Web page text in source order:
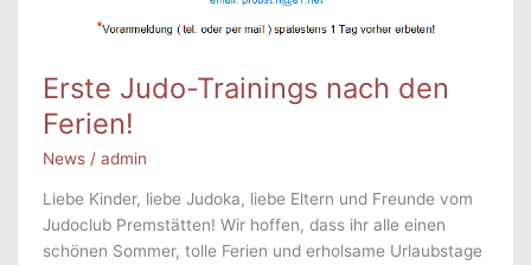
Erste Judo-Trainings nach den
Ferien!
News /admin
Liebe Kinder, liebe Judoka, liebe Eltern und Freunde vom
Judoclub Premstätten! Wir hoffen, dass ihr alle einen
schönen Sommer, tolle Ferien und erholsame Urlaubstage